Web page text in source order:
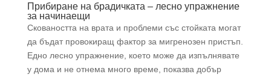
Прибиране на брадичката – лесно упражнение
за начинаещи
Сковаността на врата и проблеми със стойката могат
да бъдат провокиращ фактор за мигренозен пристъп.
Едно лесно упражнение, което може да изпълнявате
у дома и не отнема много време, показва добър